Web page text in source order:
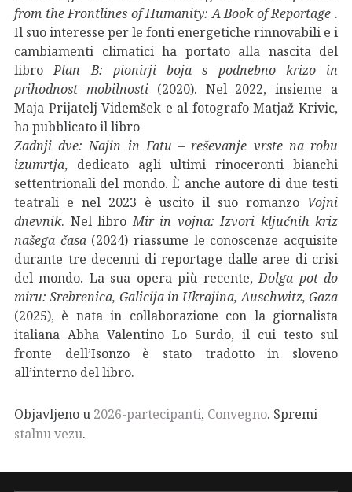
from the Frontlines of Humanity: A Book of Reportage .
Il suo interesse per le fonti energetiche rinnovabili e i
cambiamenti climatici ha portato alla nascita del
libroPlan B: pionirji boja s podnebno krizo in
prihodnost mobilnosti(2020). Nel 2022, insieme a
Maja Prijatelj Videmšek e al fotografo Matjaž Krivic,
ha pubblicato il libro
Zadnji dve: Najin in Fatu – reševanje vrste na robu
izumrtja, dedicato agli ultimi rinoceronti bianchi
settentrionali del mondo. È anche autore di due testi
teatrali e nel 2023 è uscito il suo romanzo Vojni
dnevnik. Nel libroMir in vojna: Izvori ključnih kriz
našega časa(2024) riassume le conoscenze acquisite
durante tre decenni di reportage dalle aree di crisi
del mondo. La sua opera più recente,Dolga pot do
miru: Srebrenica, Galicija in Ukrajina, Auschwitz, Gaza
(2025), è nata in collaborazione con la giornalista
italiana Abha Valentino Lo Surdo, il cui testo sul
fronte dell’Isonzo è stato tradotto in sloveno
all’interno del libro.
Objavljeno u 2026-partecipanti, Convegno. Spremi
stalnu vezu.